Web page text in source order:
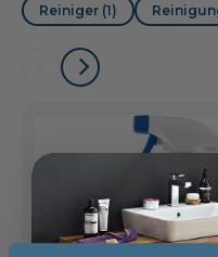
Reiniger (1)